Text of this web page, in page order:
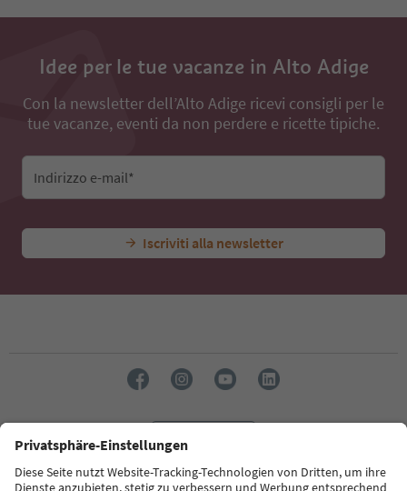
Idee per le tue vacanze in Alto Adige
Con la newsletter dell’Alto Adige ricevi consigli per le
tue vacanze, eventi da non perdere e ricette tipiche.
Indirizzo e-mail*
Iscriviti alla newsletter